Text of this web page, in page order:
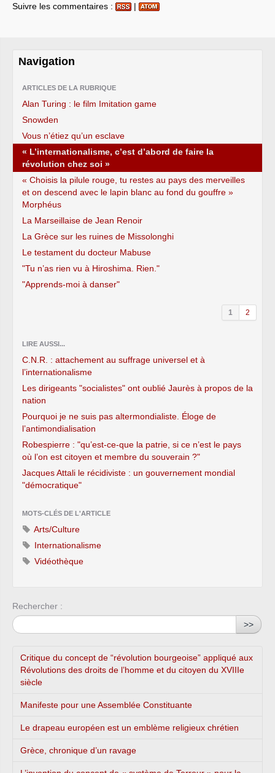
Suivre les commentaires : |
Navigation
ARTICLES DE LA RUBRIQUE
Alan Turing : le film Imitation game
Snowden
Vous n’étiez qu’un esclave
« L’internationalisme, c’est d’abord de faire la
révolution chez soi »
« Choisis la pilule rouge, tu restes au pays des merveilles
et on descend avec le lapin blanc au fond du gouffre »
Morphéus
La Marseillaise de Jean Renoir
La Grèce sur les ruines de Missolonghi
Le testament du docteur Mabuse
"Tu n’as rien vu à Hiroshima. Rien."
"Apprends-moi à danser"
1 2
LIRE AUSSI...
C.N.R. : attachement au suffrage universel et à
l’internationalisme
Les dirigeants "socialistes" ont oublié Jaurès à propos de la
nation
Pourquoi je ne suis pas altermondialiste. Éloge de
l’antimondialisation
Robespierre : "qu’est-ce-que la patrie, si ce n’est le pays
où l’on est citoyen et membre du souverain ?"
Jacques Attali le récidiviste : un gouvernement mondial
"démocratique"
MOTS-CLÉS DE L'ARTICLE
Arts/Culture
Internationalisme
Vidéothèque
Rechercher :
>>
Critique du concept de “révolution bourgeoise” appliqué aux
Révolutions des droits de l’homme et du citoyen du XVIIIe
siècle
Manifeste pour une Assemblée Constituante
Le drapeau européen est un emblème religieux chrétien
Grèce, chronique d’un ravage